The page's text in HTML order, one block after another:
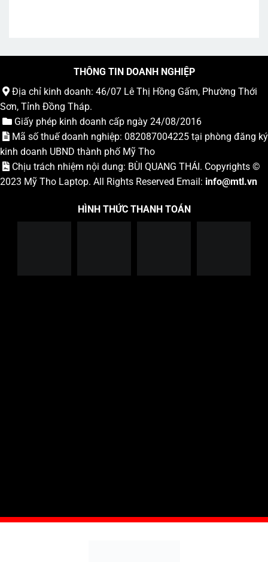
THÔNG TIN DOANH NGHIỆP
Địa chỉ kinh doanh: 46/07 Lê Thị Hồng Gấm, Phường Thới
Sơn, Tỉnh Đồng Tháp.
Giấy phép kinh doanh cấp ngày 24/08/2016
Mã số thuế doanh nghiệp: 082087004225 tại phòng đăng ký
kinh doanh UBND thành phố Mỹ Tho
Chịu trách nhiệm nội dung: BÙI QUANG THÁI. Copyrights ©
2023 Mỹ Tho Laptop. All Rights Reserved Email: info@mtl.vn
HÌNH THỨC THANH TOÁN